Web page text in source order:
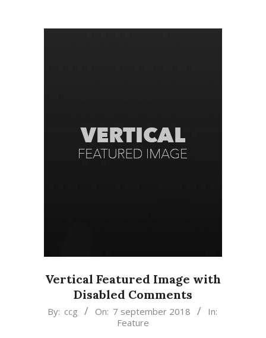
Vertical Featured Image with
Disabled Comments
2018-
By: ccg On: 7 september 2018
In:
Feature